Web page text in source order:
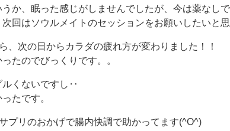
か、眠った感じがしませんでしたが、今は薬なし
回はソウルメイトのセッションをお願いしたいと思
、次の日からカラダの疲れ方が変わりました！！
たのでびっくりです。。
ルくないですし‥
たです。
プリのおかげで腸内快調で助かってます(^O^)